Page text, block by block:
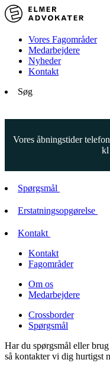
Vores Fagområder
Medarbejdere
Nyheder
Kontakt
Søg
Vores åbningstider
kl
Spørgsmål
Erstatningsopgørelse
Kontakt
Kontakt
Fagområder
Om os
Medarbejdere
Crossborder
Spørgsmål
Har du spørgsmål eller
så kontakter vi dig hurtigst